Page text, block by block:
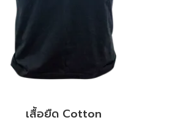
เสื้อยืด Cotton